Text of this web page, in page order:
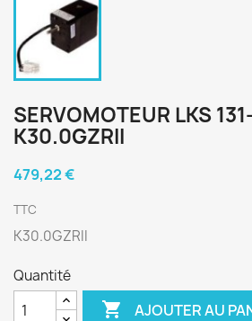
SERVOMOTEUR LKS
K30.0GZRII
479,22 €
TTC
K30.0GZRII
Quantité
 AJOUTER AU